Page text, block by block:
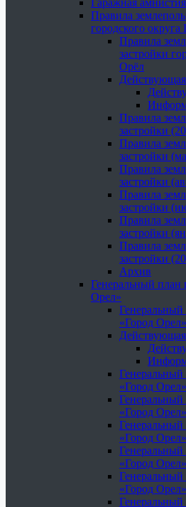
Гаражная амнистия
Правила
городского
Правила
застройки
Орёл
Правила
застройки
Правила
застройки
Правила
застройки
Правила
застройки
Правила
застройки
Правила
застройки
Архив
Генеральный план
Орел»
Генеральный
«Город Орел»
Генеральный
«Город
Генеральный
«Город
Генеральный
«Город
Генеральный
«Город
Генеральный
«Город
Генеральный